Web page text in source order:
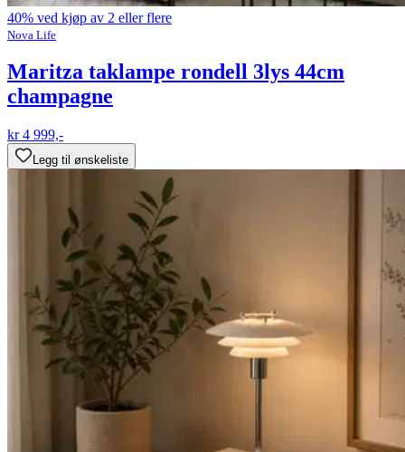
40% ved kjøp av 2 eller flere
Nova Life
Maritza taklampe rondell 3lys 44cm
champagne
kr 4 999,-
Legg til ønskeliste